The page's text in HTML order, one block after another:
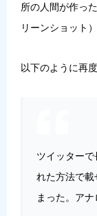
所の人間が作っ
リーンショット
以下のように再
ツイッター
れた方法で載
まった。アナ